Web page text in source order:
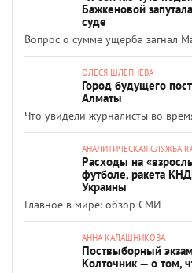
Бажкеновой
суде
Вопрос о сумме ущерба загнал
ОЛЕСЯ ШЛЕПНЕВА
Город будущего
Алматы
Что увидели журналисты во
АНАЛИТИЧЕСКАЯ СЛУЖБА
Расходы на
футболе, ракета
Украины
Главное в мире: обзор СМИ
АННА КАЛАШНИКОВА
Поствыборный
Колточник — о том,